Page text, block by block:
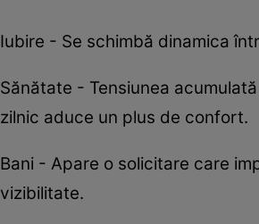
Iubire - Se schimbă dinamica
Sănătate - Tensiunea
zilnic aduce un plus de confort.
Bani - Apare o solicitare care
vizibilitate.